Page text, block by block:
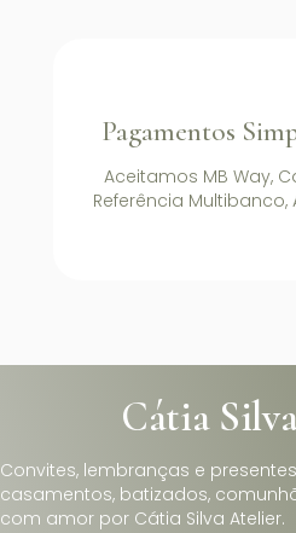
Pagamentos
Aceitamos MB Way,
Referência Multibanco,
Cátia
Convites, lembranças e
casamentos, batizados,
com amor por Cátia Silva Atelier.